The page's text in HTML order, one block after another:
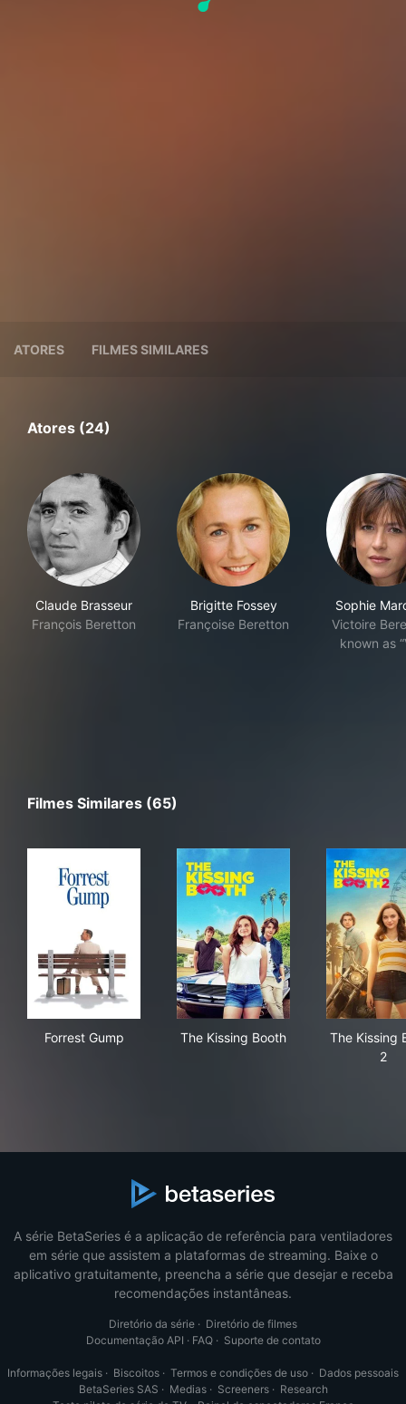
ATORES FILMES SIMILARES
Atores (24)
Claude Brasseur
François Beretton
Brigitte Fossey
Françoise Beretton
Sophie
Victoire
known as
Filmes Similares (65)
Forrest Gump The Kissing Booth
The Kissing
2
A série BetaSeries é a aplicação de referência para ventiladores
em série que assistem a plataformas de streaming. Baixe o
aplicativo gratuitamente, preencha a série que desejar e receba
recomendações instantâneas.
Diretório da série · Diretório de filmes
Documentação API · FAQ· Suporte de contato
Informações legais · Biscoitos · Termos e condições de uso · Dados pessoais
BetaSeries SAS · Medias· Screeners· Research